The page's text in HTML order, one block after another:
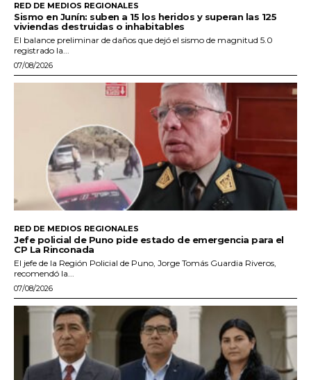
RED DE MEDIOS REGIONALES
Sismo en Junín: suben a 15 los heridos y superan las 125
viviendas destruidas o inhabitables
El balance preliminar de daños que dejó el sismo de magnitud 5.0
registrado la...
07/08/2026
RED DE MEDIOS REGIONALES
Jefe policial de Puno pide estado de emergencia para el
CP La Rinconada
El jefe de la Región Policial de Puno, Jorge Tomás Guardia Riveros,
recomendó la...
07/08/2026